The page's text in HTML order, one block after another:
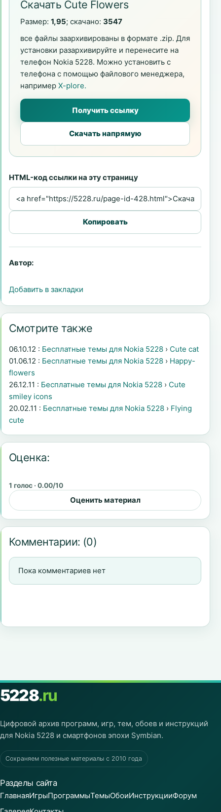
Скачать Cute Flowers
Размер: 1,95; скачано: 3547
все файлы заархивированы в формате .zip. Для
установки разархивируйте и перенесите на
телефон Nokia 5228. Можно установить с
телефона с помощью файлового менеджера,
например X-plore.
Получить ссылку
Скачать напрямую
HTML-код ссылки на эту страницу
Копировать
Автор:
Добавить в закладки
Смотрите также
06.10.12 : Бесплатные темы для Nokia 5228 › Cute cat
01.06.12 : Бесплатные темы для Nokia 5228 › Happy-
flowers
26.12.11 : Бесплатные темы для Nokia 5228 › Cute
smiley icons
20.02.11 : Бесплатные темы для Nokia 5228 › Flying
cute
Оценка:
1 голос · 0.00/10
Оценить материал
Комментарии: (0)
Пока комментариев нет
5228.ru
Цифровой архив программ, игр, тем, обоев и инструкций
для Nokia 5228 и смартфонов эпохи Symbian.
Сохраняем полезные материалы с 2010 года
Разделы сайта
ГлавнаяИгрыПрограммыТемыОбоиИнструкцииФорум